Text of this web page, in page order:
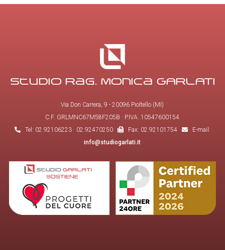
Studio Rag. Monica GARLATI
Via Don Carrera, 9 - 20096 Pioltello (MI)
C.F. GRLMNC67M58F205B · P.IVA. 10547600154
Tel: 02.92106223 · 02.92470250
Fax: 02.92101754
E-mail:
info@studiogarlati.it